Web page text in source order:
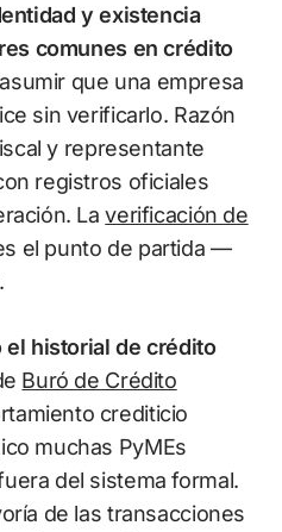
y existencia
comunes en crédito
que una empresa
sin verificarlo. Razón
y representante
registros oficiales
Laverificación de
el punto de partida —
historial de crédito
Buró de Crédito
crediticio
muchas PyMEs
del sistema formal.
de las transacciones